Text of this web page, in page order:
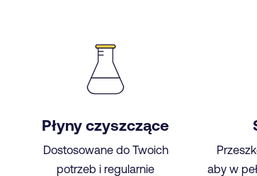
Płyny czyszczące
Dostosowane do Twoich
potrzeb i regularnie
aby w